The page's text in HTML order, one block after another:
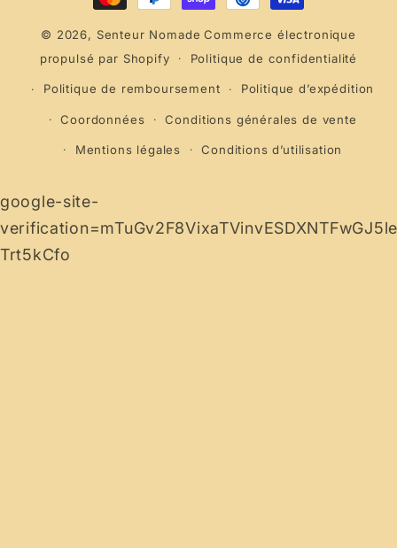
paiement
© 2026, Senteur Nomade Commerce électronique
propulsé par Shopify
Politique de confidentialité
Politique de remboursement Politique d’expédition
Coordonnées Conditions générales de vente
Mentions légales Conditions d’utilisation
google-site-
Trt5kCfo